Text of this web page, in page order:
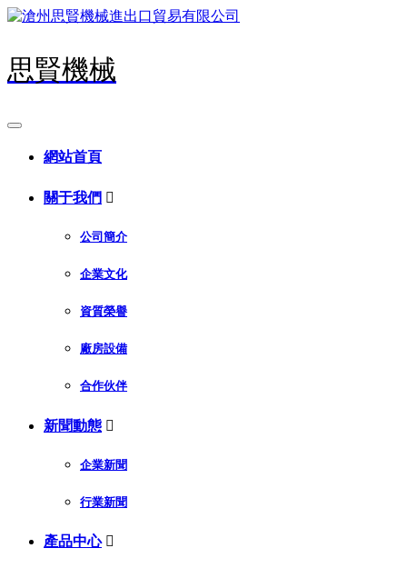
思賢機械
網站首頁
關于我們 
公司簡介
企業文化
資質榮譽
廠房設備
合作伙伴
新聞動態 
企業新聞
行業新聞
產品中心 